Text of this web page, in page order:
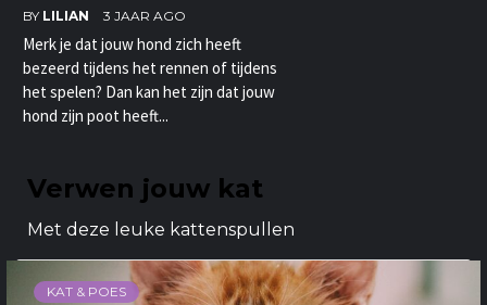
BY LILIAN 3 JAAR AGO
Merk je dat jouw hond zich heeft
bezeerd tijdens het rennen of tijdens
het spelen? Dan kan het zijn dat jouw
hond zijn poot heeft...
Verwen jouw kat
Met deze leuke kattenspullen
KAT & POES